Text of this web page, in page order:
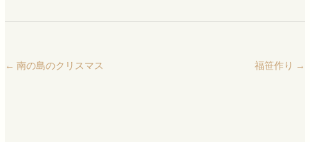
← 南の島のクリスマス 福笹作り →